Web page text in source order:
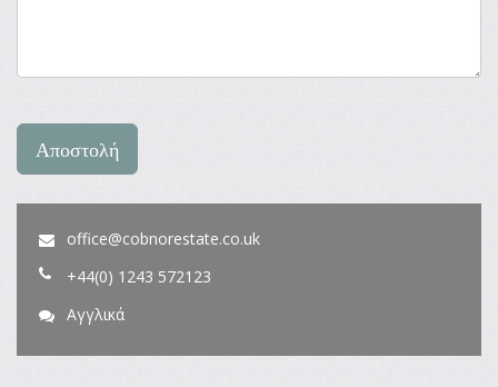
Αποστολή
office@cobnorestate.co.uk
+44(0) 1243 572123
Αγγλικά